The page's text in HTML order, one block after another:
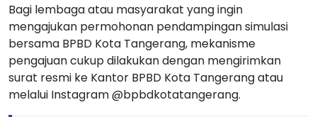
Bagi lembaga atau masyarakat yang ingin
mengajukan permohonan pendampingan simulasi
bersama BPBD Kota Tangerang, mekanisme
pengajuan cukup dilakukan dengan mengirimkan
surat resmi ke Kantor BPBD Kota Tangerang atau
melalui Instagram @bpbdkotatangerang.